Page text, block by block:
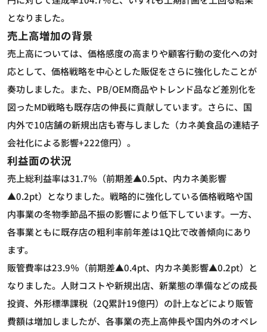
となりました。
売上高増加の背景
売上高については、価格感度の高まりや顧客行動の変化への対
応として、価格戦略を中心とした販促をさらに強化したことが
奏功しました。また、PB/OEM商品やトレンド品など差別化を
図ったMD戦略も既存店の伸長に貢献しています。さらに、国
内外で10店舗の新規出店も寄与しました（カネ美食品の連結子
会社化による影響+222億円）。
利益面の状況
売上総利益率は31.7％（前期差▲0.5pt、内カネ美影響
▲0.2pt）となりました。戦略的に強化している価格戦略や国
内事業の冬物季節品不振の影響により低下しています。一方、
各事業ともに既存店の粗利率前年差は1Q比で改善傾向にあり
ます。
販管費率は23.9％（前期差▲0.4pt、内カネ美影響▲0.2pt）と
なりました。人財コストや新規出店、新業態の準備などの成長
投資、外形標準課税（2Q累計19億円）の計上などにより販管
費額は増加しましたが、各事業の売上高伸長や国内外のオペレ